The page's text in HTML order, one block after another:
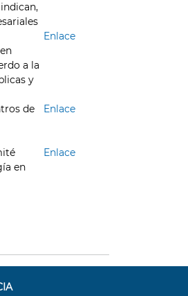
a la
y
Enlace
de
Enlace
en
Enlace